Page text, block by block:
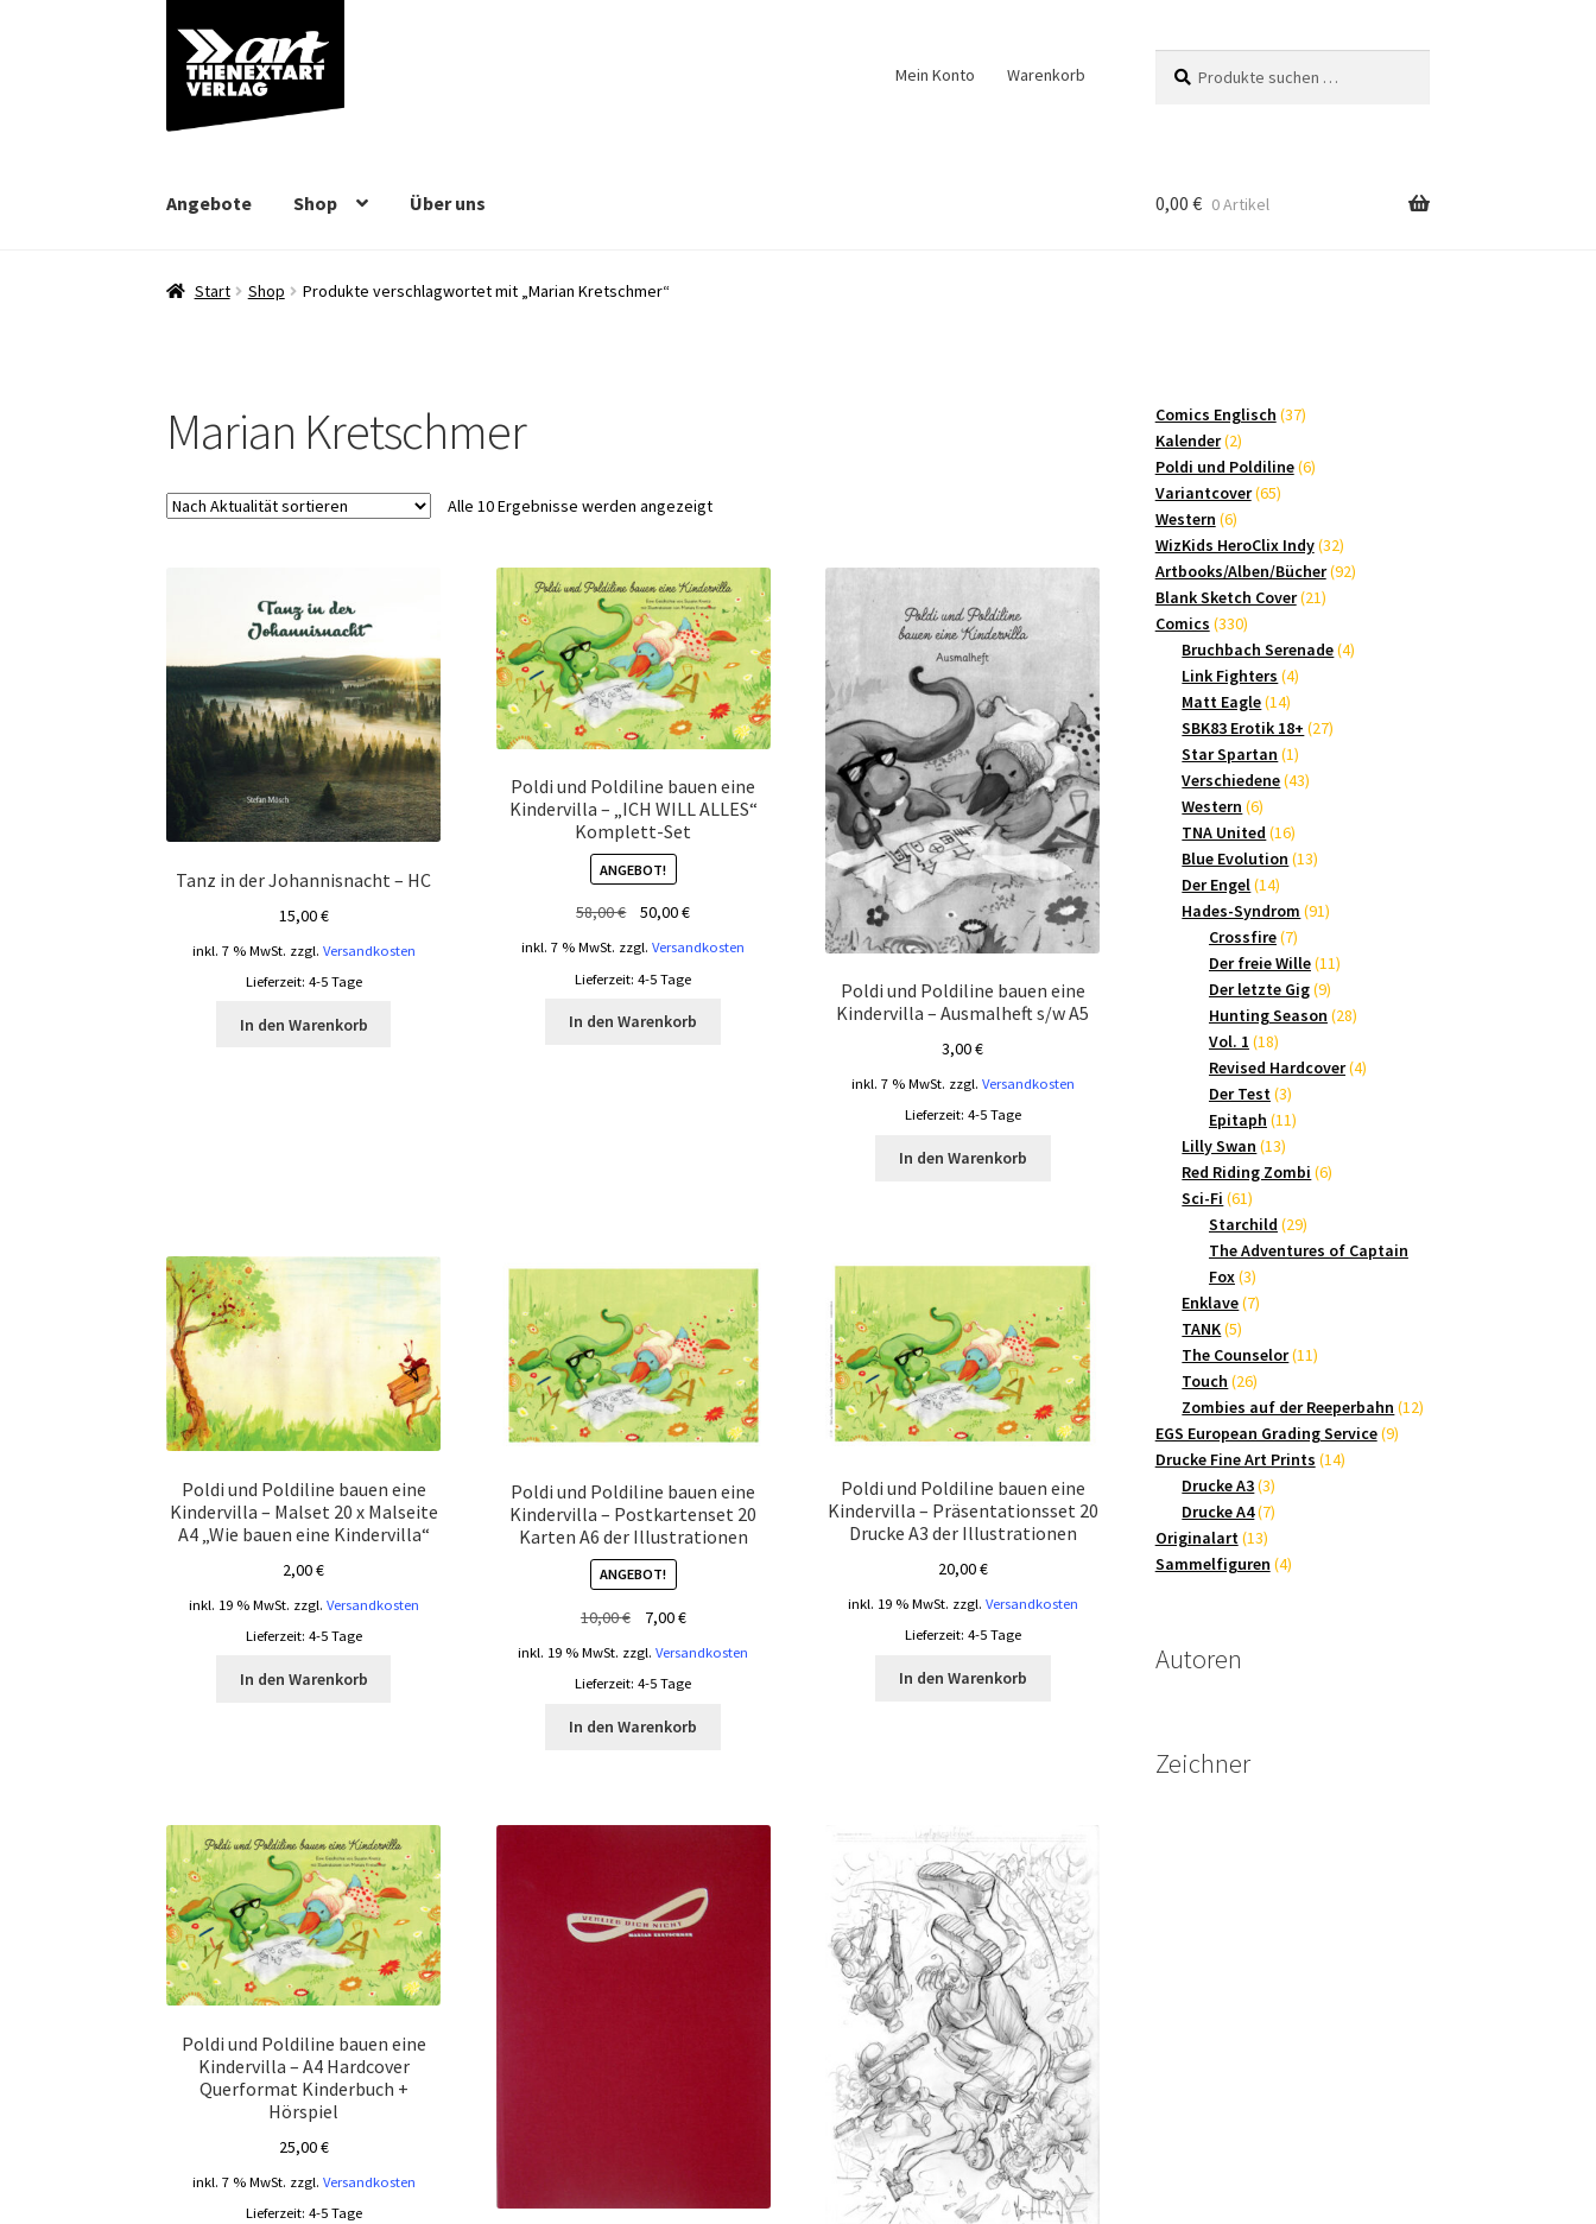
Zur
Navigation
springen
Zum
Inhalt
springen
Mein Konto Warenkorb
nach:
Angebote Shop Über uns 0,00 € 0 Artikel
Start Shop Produkte verschlagwortet mit „Marian Kretschmer“
Marian Kretschmer
Alle 10 Ergebnisse werden angezeigtNach
Tanz in der Johannisnacht – HC
15,00€
inkl. 7 % MwSt. zzgl. Versandkosten
Lieferzeit: 4-5 Tage
In den Warenkorb
Poldi und Poldiline bauen eine
Kindervilla – „ICH WILL ALLES“
Komplett-Set
ANGEBOT!
58,00€
Ursprünglicher
58,00 €
50,00€Aktueller
50,00 €.
inkl. 7 % MwSt. zzgl.Versandkosten
Lieferzeit:4-5 Tage
In den Warenkorb
Poldi und Poldiline bauen eine
Kindervilla – Ausmalheft s/w A5
3,00€
inkl. 7 % MwSt. zzgl. Versandkosten
Lieferzeit: 4-5 Tage
In den Warenkorb
Poldi und Poldiline bauen eine
Kindervilla – Malset 20 x Malseite
A4 „Wie bauen eine Kindervilla“
2,00€
inkl. 19 % MwSt. zzgl. Versandkosten
Lieferzeit: 4-5 Tage
In den Warenkorb
Poldi und Poldiline bauen eine
Kindervilla – Postkartenset 20
Karten A6 der Illustrationen
ANGEBOT!
10,00€
Ursprünglicher
10,00 €
7,00€Aktueller
7,00 €.
inkl. 19 % MwSt. zzgl.Versandkosten
Lieferzeit:4-5 Tage
In den Warenkorb
Poldi und Poldiline bauen eine
Kindervilla – Präsentationsset 20
Drucke A3 der Illustrationen
20,00€
inkl. 19 % MwSt. zzgl. Versandkosten
Lieferzeit: 4-5 Tage
In den Warenkorb
Poldi und Poldiline bauen eine
Kindervilla – A4 Hardcover
Querformat Kinderbuch +
Hörspiel
25,00€
inkl. 7 % MwSt. zzgl. Versandkosten
Lieferzeit: 4-5 Tage
Comics Englisch 3737
Kalender 22
Produkte
Poldi und Poldiline 66
Variantcover 6565
Western 66
Produkte
WizKids HeroClix Indy 3232
Produkte
Artbooks/Alben/Bücher 9292
Blank Sketch Cover 2121
Comics 330330
Produkte
Bruchbach Serenade 44
Link Fighters 44
Matt Eagle 1414
Produkte
SBK83 Erotik 18+ 2727
Star Spartan 11
Produkt
Verschiedene 4343
Western 66
Produkte
TNA United 1616
Produkte
Blue Evolution 1313
Der Engel 1414
Produkte
Hades-Syndrom 9191
Crossfire 77
Produkte
Der freie Wille 1111
Der letzte Gig 99
Produkte
Hunting Season 2828
Vol. 1 1818
Produkte
Revised Hardcover 44
Der Test 33
Produkte
Epitaph 1111
Lilly Swan 1313
Produkte
Red Riding Zombi 66
Sci-Fi 6161
Produkte
Starchild 2929
Produkte
The Adventures of Captain
Fox 33
Produkte
Enklave 77
TANK 55
Produkte
The Counselor 1111
Touch 2626
Produkte
Zombies auf der Reeperbahn 1212
EGS European Grading Service 99
Drucke Fine Art Prints 1414
Drucke A3 33
Produkte
Drucke A4 77
Originalart 1313
Produkte
Sammelfiguren 44
Autoren
Zeichner